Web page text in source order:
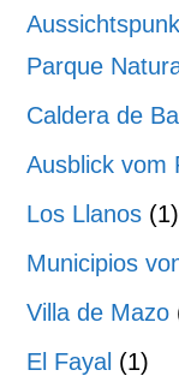
Parque
Caldera de
Ausblick vom
Los Llanos (1)
Municipios
Villa de Mazo
El Fayal (1)